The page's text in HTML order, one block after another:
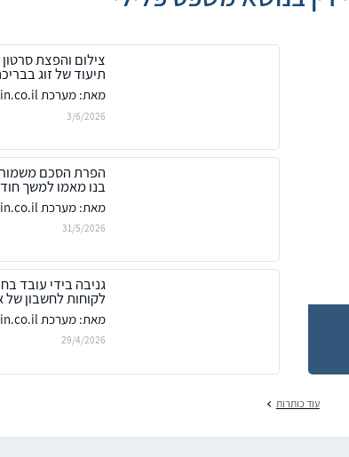
צילום והפצת
תיעוד של זוג
מאת: מערכת din.co.il | צפיות: 1150
3/6/2026
הפרת הסכם
בנו מאמו למשך
מאת: מערכת din.co.il | צפיות: 1076
31/5/2026
גניבה בידי עובד
לקוחות לחשבון של
מאת: מערכת din.co.il | צפיות: 1564
29/4/2026
עוד כותרות